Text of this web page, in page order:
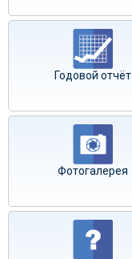
Годовой отчёт
Фотогалерея